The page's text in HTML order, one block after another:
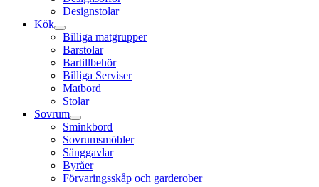
Designstolar
Kök
Billiga matgrupper
Barstolar
Bartillbehör
Billiga Serviser
Matbord
Stolar
Sovrum
Sminkbord
Sovrumsmöbler
Sänggavlar
Byråer
Förvaringsskåp och garderober